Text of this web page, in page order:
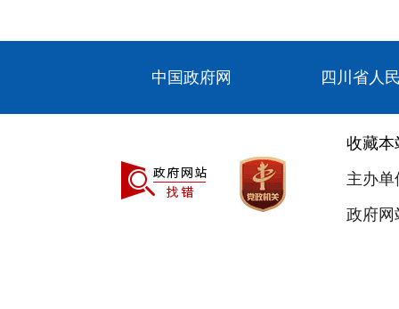
中国政府网 四川省人
收藏本
主办
政府网